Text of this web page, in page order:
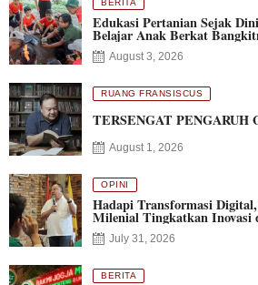
BERITA
Edukasi Pertanian Sejak
Belajar Anak Berkat
August 3, 2026
RUANG FRANSISCUS
TERSENGAT PENGARUH
August 1, 2026
OPINI
Hadapi Transformasi
Milenial Tingkatkan Inovasi
July 31, 2026
BERITA